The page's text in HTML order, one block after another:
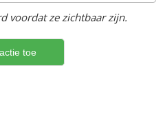
voordat ze zichtbaar zijn.